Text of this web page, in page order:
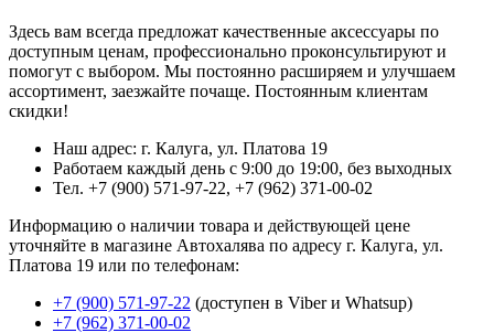
Здесь вам всегда предложат качественные аксессуары по
доступным ценам, профессионально проконсультируют и
помогут с выбором. Мы постоянно расширяем и улучшаем
ассортимент, заезжайте почаще. Постоянным клиентам
скидки!
Наш адрес: г. Калуга, ул. Платова 19
Работаем каждый день с 9:00 до 19:00, без выходных
Тел. +7 (900) 571-97-22, +7 (962) 371-00-02
Информацию о наличии товара и действующей цене
уточняйте в магазине Автохалява по адресу г. Калуга, ул.
Платова 19 или по телефонам:
+7 (900) 571-97-22 (доступен в Viber и Whatsup)
+7 (962) 371-00-02